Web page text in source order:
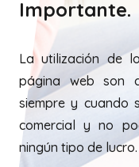
Importante.
La utilización de
página web son
siempre y cuando
comercial y no
ningún tipo de lucro.